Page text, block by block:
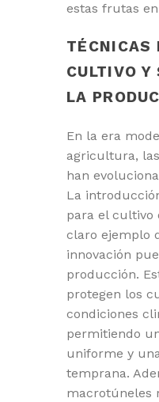
estas frutas
TÉCNICAS
CULTIVO Y
LA
En la era
agricultura,
han
La
para el cultivo
claro ejemplo
innovación
producción.
protegen los
condiciones
permitiendo
uniforme y
temprana.
macrotúneles